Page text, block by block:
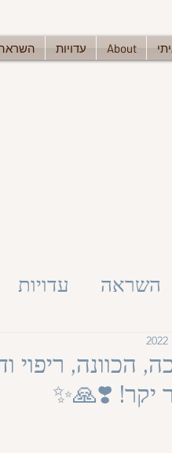
עדויות About
השראה עדויות
הכוונה, ריפוי
יקר! ❣️🙏✨